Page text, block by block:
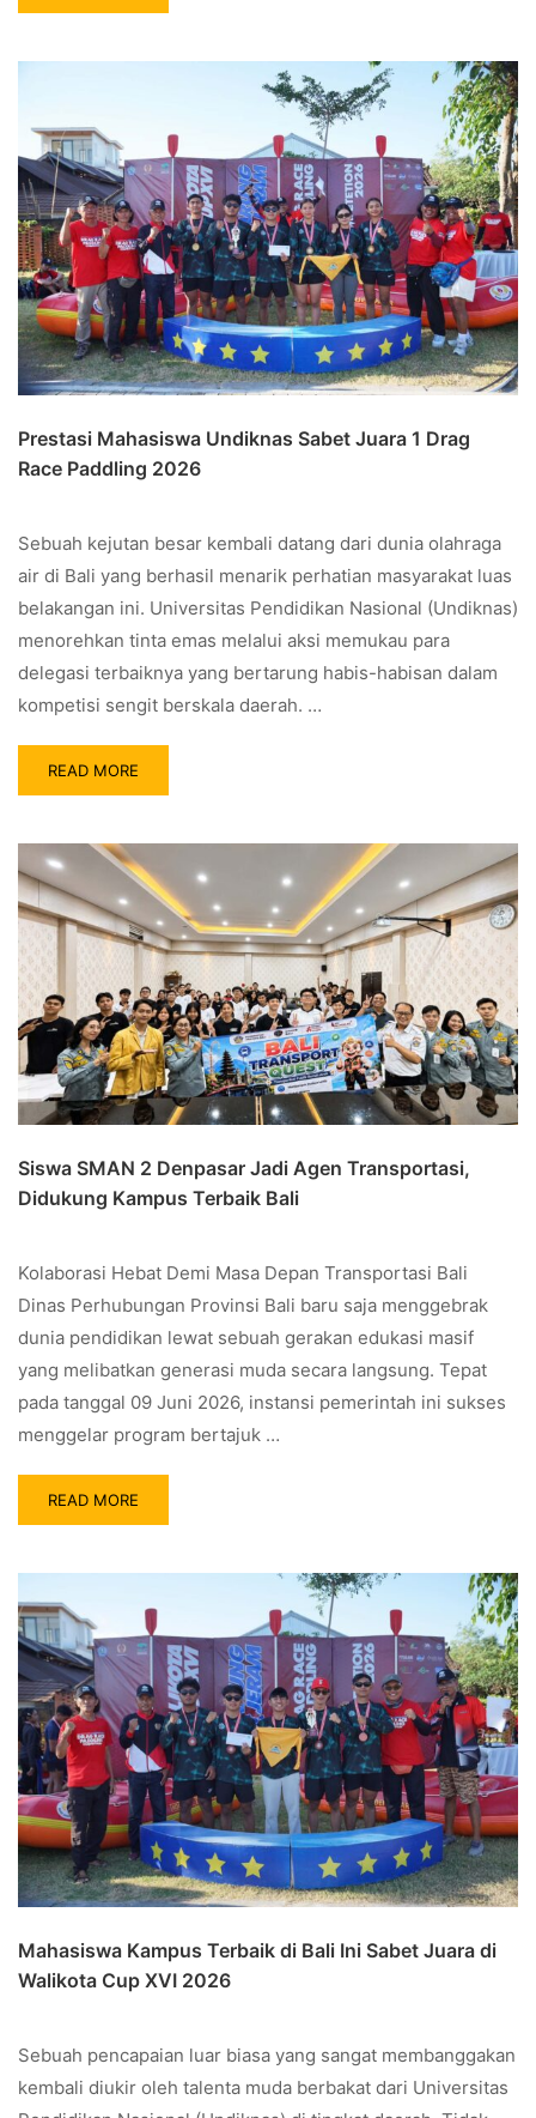
Prestasi Mahasiswa Undiknas Sabet Juara 1 Drag
Race Paddling 2026
Sebuah kejutan besar kembali datang dari dunia olahraga
air di Bali yang berhasil menarik perhatian masyarakat luas
belakangan ini. Universitas Pendidikan Nasional (Undiknas)
menorehkan tinta emas melalui aksi memukau para
delegasi terbaiknya yang bertarung habis-habisan dalam
kompetisi sengit berskala daerah. …
READ MORE
Siswa SMAN 2 Denpasar Jadi Agen Transportasi,
Didukung Kampus Terbaik Bali
Kolaborasi Hebat Demi Masa Depan Transportasi Bali
Dinas Perhubungan Provinsi Bali baru saja menggebrak
dunia pendidikan lewat sebuah gerakan edukasi masif
yang melibatkan generasi muda secara langsung. Tepat
pada tanggal 09 Juni 2026, instansi pemerintah ini sukses
menggelar program bertajuk …
READ MORE
Mahasiswa Kampus Terbaik di Bali Ini Sabet Juara di
Walikota Cup XVI 2026
Sebuah pencapaian luar biasa yang sangat membanggakan
kembali diukir oleh talenta muda berbakat dari Universitas